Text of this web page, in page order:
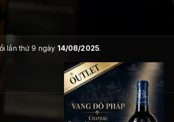
lần thứ 9 ngày 14/08/2025.